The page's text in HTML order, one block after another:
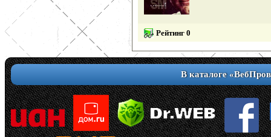
Рейтинг 0
В каталоге